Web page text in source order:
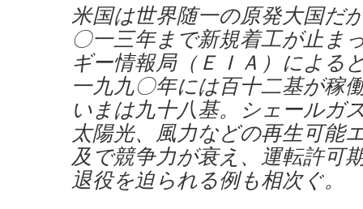
米国は世界随一の原発大国だ
〇一三年まで新規着工が止ま
ギー情報局（ＥＩＡ）による
一九九〇年には百十二基が稼
いまは九十八基。シェールガ
太陽光、風力などの再生可能
及で競争力が衰え、運転許可
退役を迫られる例も相次ぐ。